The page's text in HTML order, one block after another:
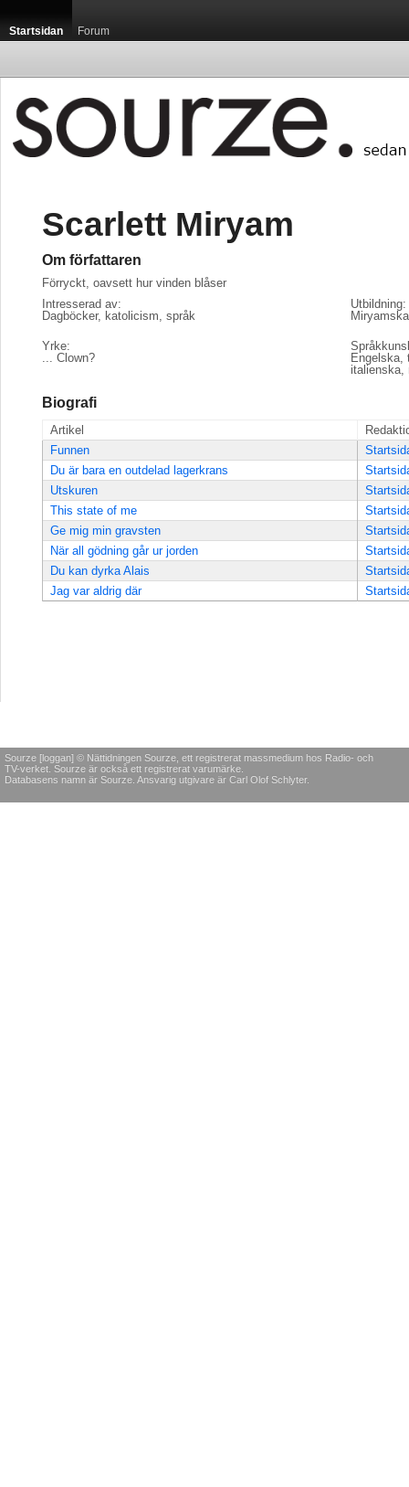
Startsidan Forum
Scarlett Miryam
Om författaren
Förryckt, oavsett hur vinden blåser
Intresserad av:
Dagböcker, katolicism, språk
Utbildning:
Yrke:
... Clown?
Engelska,
italienska,
Biografi
Artikel
Funnen
Du är bara en outdelad lagerkrans
Utskuren
This state of me
Ge mig min gravsten
När all gödning går ur jorden
Du kan dyrka Alais
Jag var aldrig där
Sourze [loggan] © Nättidningen Sourze, ett registrerat massmedium hos Radio- och
TV-verket. Sourze är också ett registrerat varumärke.
Databasens namn är Sourze. Ansvarig utgivare är Carl Olof Schlyter.